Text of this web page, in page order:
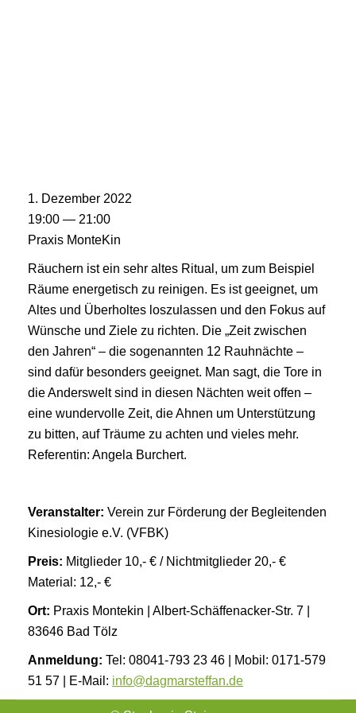
Räuchern ist ein sehr altes Ritual, um zum Beispiel
Räume energetisch zu reinigen. Es ist geeignet, um
Altes und Überholtes loszulassen und den Fokus auf
Wünsche und Ziele zu richten. Die „Zeit zwischen
den Jahren“ – die sogenannten 12 Rauhnächte –
sind dafür besonders geeignet. Man sagt, die Tore in
die Anderswelt sind in diesen Nächten weit offen –
eine wundervolle Zeit, die Ahnen um Unterstützung
zu bitten, auf Träume zu achten und vieles mehr.
Referentin: Angela Burchert.
Veranstalter: Verein zur Förderung der Begleitenden
Kinesiologie e.V. (VFBK)
Preis: Mitglieder 10,- € / Nichtmitglieder 20,- €
Material: 12,- €
Ort: Praxis Montekin | Albert-Schäffenacker-Str. 7 |
83646 Bad Tölz
Anmeldung: Tel: 08041-793 23 46 | Mobil: 0171-579
51 57 | E-Mail: info@dagmarsteffan.de
1. Dezember 2022
19:00 — 21:00
Praxis MonteKin